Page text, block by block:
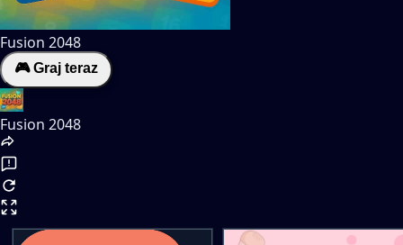
Fusion 2048
🎮 Graj teraz
Fusion 2048